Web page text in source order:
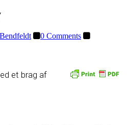
0 Comments
et brag af